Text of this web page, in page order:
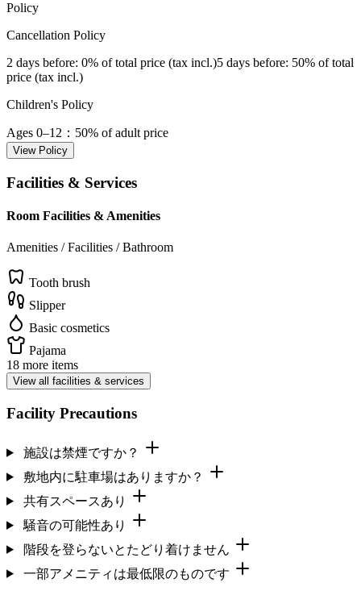
Policy
Cancellation Policy
2 days before: 0% of total price (tax incl.)5 days before: 50% of total
price (tax incl.)
Children's Policy
Ages 0–12 ：50% of adult price
View Policy
Facilities & Services
Room Facilities & Amenities
Amenities / Facilities / Bathroom
Tooth brush
Slipper
Basic cosmetics
Pajama
18 more items
View all facilities & services
Facility Precautions
施設は禁煙ですか？
敷地内に駐車場はありますか？
共有スペースあり
騒音の可能性あり
階段を登らないとたどり着けません
一部アメニティは最低限のものです